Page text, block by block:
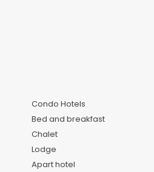
Condo Hotels
Bed and breakfast
Chalet
Lodge
Apart hotel